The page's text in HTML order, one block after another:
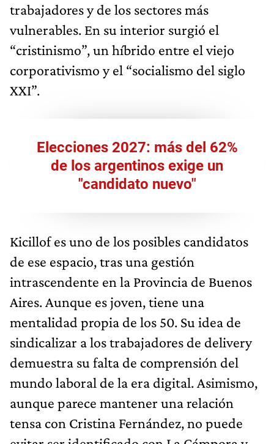
trabajadores y de los sectores más
vulnerables. En su interior surgió el
“cristinismo”, un híbrido entre el viejo
corporativismo y el “socialismo del siglo
XXI”.
Elecciones 2027: más del 62%
de los argentinos exige un
"candidato nuevo"
Kicillof es uno de los posibles candidatos
de ese espacio, tras una gestión
intrascendente en la Provincia de Buenos
Aires. Aunque es joven, tiene una
mentalidad propia de los 50. Su idea de
sindicalizar a los trabajadores de delivery
demuestra su falta de comprensión del
mundo laboral de la era digital. Asimismo,
aunque parece mantener una relación
tensa con Cristina Fernández, no puede